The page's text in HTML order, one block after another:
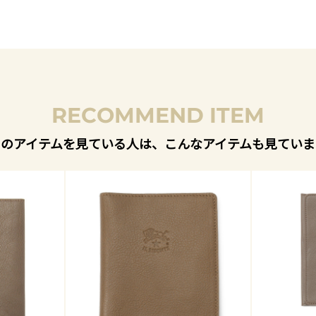
RECOMMEND ITEM
アイテムを見ている人は、こんなアイテムも見てい